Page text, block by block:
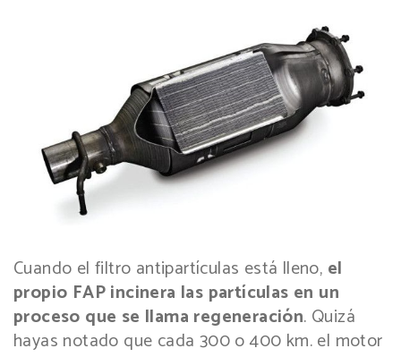
Cuando el filtro antipartículas está lleno, el
propio FAP incinera las partículas en un
proceso que se llama regeneración. Quizá
hayas notado que cada 300 o 400 km. el motor